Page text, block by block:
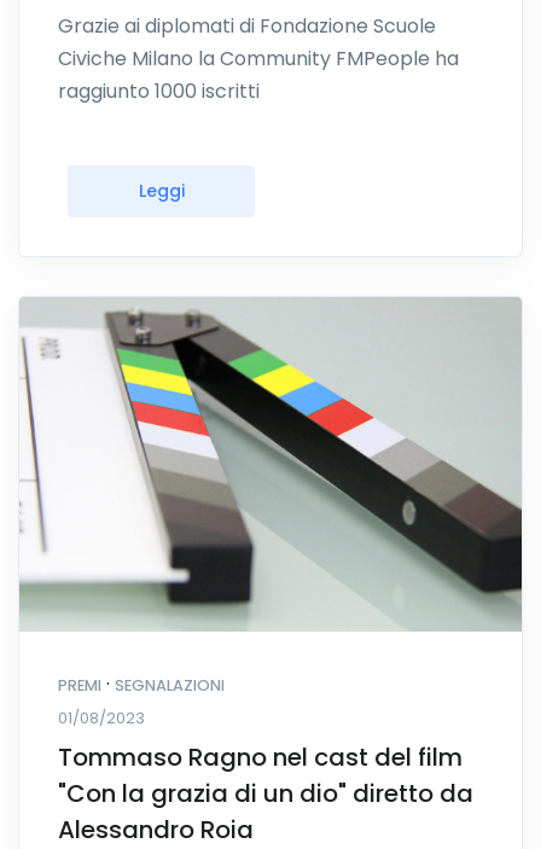
Grazie ai diplomati di Fondazione Scuole
Civiche Milano la Community FMPeople ha
raggiunto 1000 iscritti
Leggi
PREMI · SEGNALAZIONI
01/08/2023
Tommaso Ragno nel cast del film
"Con la grazia di un dio" diretto da
Alessandro Roia